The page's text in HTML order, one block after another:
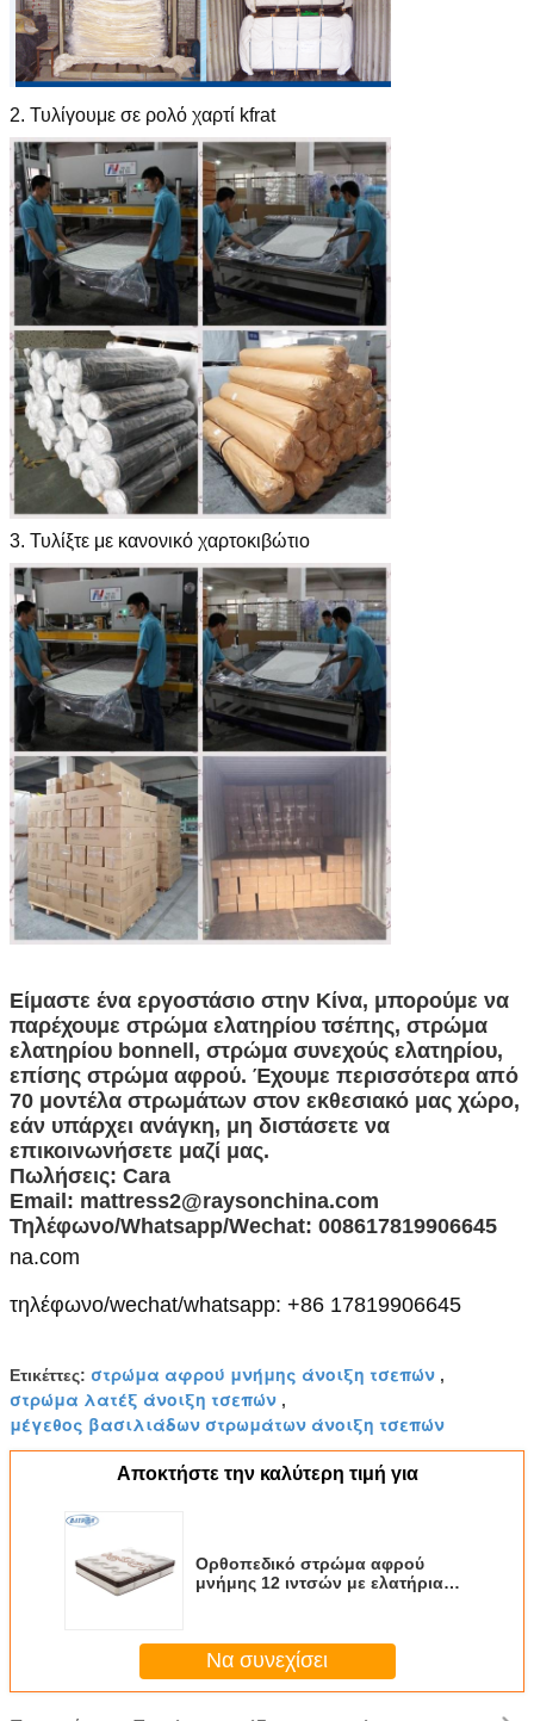
2. Τυλίγουμε σε ρολό χαρτί kfrat
3. Τυλίξτε με κανονικό χαρτοκιβώτιο
Είμαστε ένα εργοστάσιο στην Κίνα, μπορούμε να
παρέχουμε στρώμα ελατηρίου τσέπης, στρώμα
ελατηρίου bonnell, στρώμα συνεχούς ελατηρίου,
επίσης στρώμα αφρού. Έχουμε περισσότερα από
70 μοντέλα στρωμάτων στον εκθεσιακό μας χώρο,
εάν υπάρχει ανάγκη, μη διστάσετε να
επικοινωνήσετε μαζί μας.
Πωλήσεις: Cara
Email: mattress2@raysonchina.com
Τηλέφωνο/Whatsapp/Wechat: 008617819906645
na.com
τηλέφωνο/wechat/whatsapp: +86 17819906645
Ετικέττες: στρώμα αφρού μνήμης άνοιξη τσεπών ,
στρώμα λατέξ άνοιξη τσεπών ,
μέγεθος βασιλιάδων στρωμάτων άνοιξη τσεπών
Αποκτήστε την καλύτερη τιμή για
Ορθοπεδικό στρώμα αφρού
μνήμης 12 ιντσών με ελατήρια
Να συνεχίσει